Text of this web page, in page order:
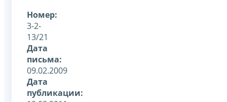
Номер:
3-2-
13/21
Дата
письма:
09.02.2009
Дата
публикации: